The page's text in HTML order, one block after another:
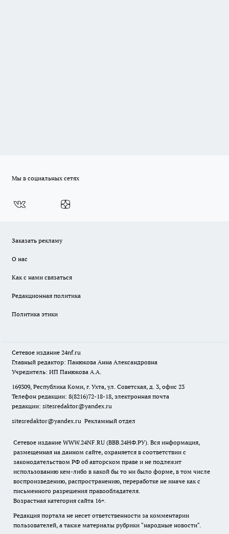
Мы в социальных сетях
Заказать рекламу
О нас
Как с нами связаться
Редакционная политика
Политика этики
Сетевое издание 24nf.ru
Главный редактор: Панюкова Анна Александровна
Учредитель: ИП Панюкова А.А.
169309, Республика Коми, г. Ухта, ул. Советская, д. 3, офис 23
Телефон редакции: 8(8216)72-18-18, электронная почта
редакции: sitesredaktor@yandex.ru
sitesredaktor@yandex.ru Рекламный отдел
Сетевое издание WWW.24NF.RU (ВВВ.24НФ.РУ). Вся информация,
размещенная на данном сайте, охраняется в соответствии с
законодательством РФ об авторском праве и не подлежит
использованию кем-либо в какой бы то ни было форме, в том числе
воспроизведению, распространению, переработке не иначе как с
письменного разрешения правообладателя.
Возрастная категория сайта 16+.
Редакция портала не несет ответственности за комментарии
пользователей, а также материалы рубрики "народные новости".